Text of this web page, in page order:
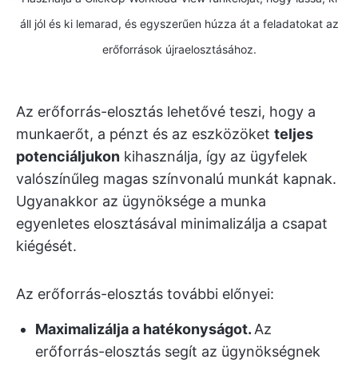
áll jól és ki lemarad, és egyszerűen húzza át a feladatokat az
erőforrások újraelosztásához.
Az erőforrás-elosztás lehetővé teszi, hogy a
munkaerőt, a pénzt és az eszközöket teljes
potenciáljukon kihasználja, így az ügyfelek
valószínűleg magas színvonalú munkát kapnak.
Ugyanakkor az ügynöksége a munka
egyenletes elosztásával minimalizálja a csapat
kiégését.
Az erőforrás-elosztás további előnyei:
Maximalizálja a hatékonyságot.Az
erőforrás-elosztás segít az ügynökségnek